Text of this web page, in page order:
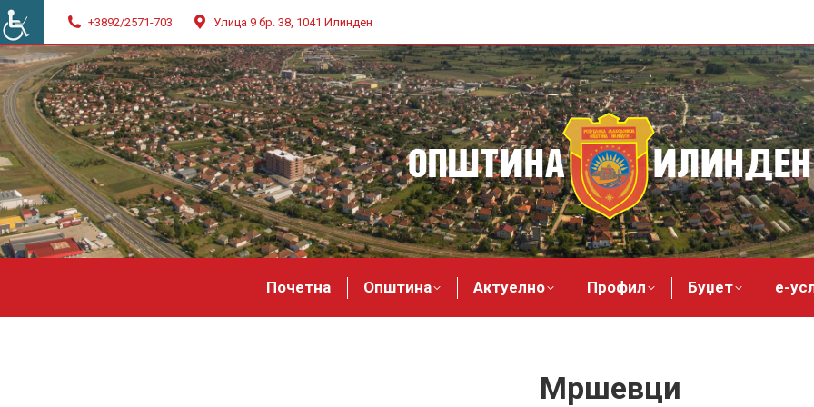
+3892/2571-703 Улица 9 бр. 38, 1041 Илинден
Почетна Општина Актуелно Профил Буџет е-
Мршевци